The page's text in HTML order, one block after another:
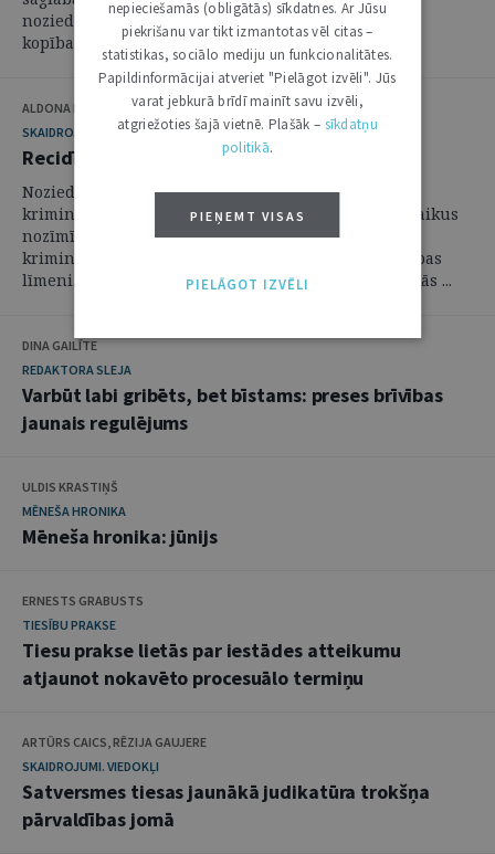
noziedzīga nodarījuma un noziedzīgu nodarījumu
kopības izpratnes un savstarpējās norobežošanas ...
ALDONA KIPĀNE, EVIJA VĪNKALNA
SKAIDROJUMI. VIEDOKĻI
Recidīvs krimināltiesisko zinātņu skatījumā
Noziedzīgu nodarījumu recidīvs ir viena no
krimināltiesisko zinātņu komplicētākajām un vienlaikus
nozīmīgākajām tēmām, jo tieši ietekmē gan
kriminālpolitikas veidošanu, gan sabiedrības drošības
līmeni. Recidīva problemātika atklāj krimināltiesiskās ...
DINA GAILĪTE
REDAKTORA SLEJA
Varbūt labi gribēts, bet bīstams: preses brīvības
jaunais regulējums
ULDIS KRASTIŅŠ
MĒNEŠA HRONIKA
Mēneša hronika: jūnijs
ERNESTS GRABUSTS
TIESĪBU PRAKSE
Tiesu prakse lietās par iestādes atteikumu
atjaunot nokavēto procesuālo termiņu
ARTŪRS CAICS, RĒZIJA GAUJERE
SKAIDROJUMI. VIEDOKĻI
Satversmes tiesas jaunākā judikatūra trokšņa
pārvaldības jomā
nepieciešamās (obligātās) sīkdatnes. Ar Jūsu
piekrišanu var tikt izmantotas vēl citas –
statistikas, sociālo mediju un funkcionalitātes.
Papildinformācijai atveriet "Pielāgot izvēli". Jūs
varat jebkurā brīdī mainīt savu izvēli,
atgriežoties šajā vietnē. Plašāk – sīkdatņu
politikā.
PIEŅEMT VISAS
PIELĀGOT IZVĒLI